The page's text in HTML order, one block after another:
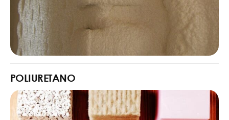
POLIURETANO